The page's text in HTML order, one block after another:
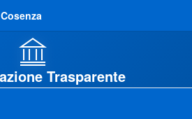
Trasparente